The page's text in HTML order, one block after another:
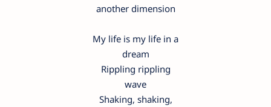
another dimension
My life is my life in a
dream
Rippling rippling
wave
Shaking, shaking,